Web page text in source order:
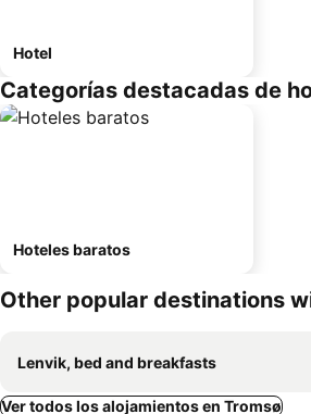
Hotel
Categorías destacadas de
Hoteles baratos
Other popular destinations
Lenvik, bed and breakfasts
Ver todos los alojamientos en Tromsø